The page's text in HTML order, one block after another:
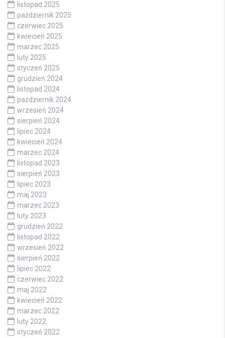
listopad 2025
październik 2025
czerwiec 2025
kwiecień 2025
marzec 2025
luty 2025
styczeń 2025
grudzień 2024
listopad 2024
październik 2024
wrzesień 2024
sierpień 2024
lipiec 2024
kwiecień 2024
marzec 2024
listopad 2023
sierpień 2023
lipiec 2023
maj 2023
marzec 2023
luty 2023
grudzień 2022
listopad 2022
wrzesień 2022
sierpień 2022
lipiec 2022
czerwiec 2022
maj 2022
kwiecień 2022
marzec 2022
luty 2022
styczeń 2022